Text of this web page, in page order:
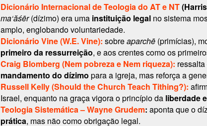
Dicionário Internacional de Teologia do AT e NT
ma‘ăśēr(dízimo) era uma instituição legal no sistema
amplo, englobando voluntariedade.
Dicionário Vine (W.E. Vine): sobreaparchē (primícias),
primeiro da ressurreição, e aos crentes como os
Craig Blomberg (Nem pobreza e Nem riqueza):
mandamento do dízimo para a igreja, mas reforça a
Russell Kelly (Should the Church Teach Tithing?):
Israel, enquanto na graça vigora o princípio da liberdade
Teologia Sistemática – Wayne Grudem: aponta que o
prática, mas não como obrigação legal.